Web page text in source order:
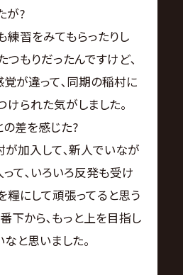
が?
習をみてもらったりし
つもりだったんですけど､
が違って､同期の稲村に
られた気がしました。
の差を感じた?
加入して､新人でいなが
て､いろいろ反発も受け
糧にして頑張ってると思う
下から､もっと上を目指し
と思いました。